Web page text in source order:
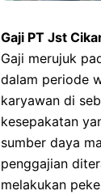
Gaji PT Jst
Gaji merujuk
dalam periode
karyawan di
kesepakatan
sumber daya
penggajian
melakukan